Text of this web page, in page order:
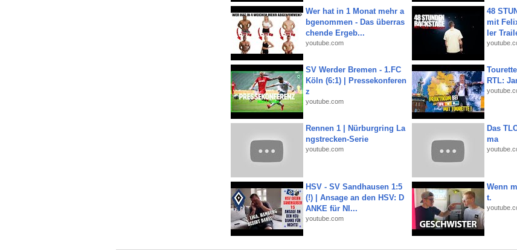
Wer hat in 1 Monat mehr a
bgenommen - Das überras
chende Ergeb...
youtube.com
48
mit
ler
SV Werder Bremen - 1.FC
Köln (6:1) | Pressekonferen
z
youtube.com
RTL:
Rennen 1 | Nürburgring La
ngstrecken-Serie
youtube.com
Das
ma
HSV - SV Sandhausen 1:5
(!) | Ansage an den HSV: D
ANKE für NI...
youtube.com
Wenn
t.